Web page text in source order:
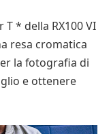
T * della RX100 VI
resa cromatica
la fotografia di
e ottenere